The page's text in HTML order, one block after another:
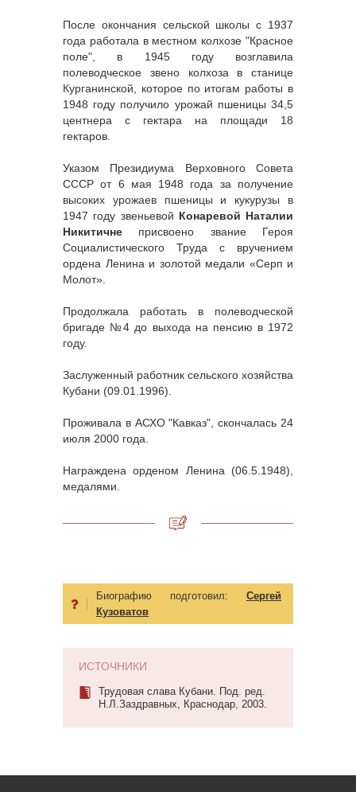
После окончания сельской школы с 1937
года работала в местном колхозе "Красное
поле", в 1945 году возглавила
полеводческое звено колхоза в станице
Курганинской, которое по итогам работы в
1948 году получило урожай пшеницы 34,5
центнера с гектара на площади 18
гектаров.
Указом Президиума Верховного Совета
СССР от 6 мая 1948 года за получение
высоких урожаев пшеницы и кукурузы в
1947 году звеньевой Конаревой Наталии
Никитичне присвоено звание Героя
Социалистического Труда с вручением
ордена Ленина и золотой медали «Серп и
Молот».
Продолжала работать в полеводческой
бригаде №4 до выхода на пенсию в 1972
году.
Заслуженный работник сельского хозяйства
Кубани (09.01.1996).
Проживала в АСХО "Кавказ", скончалась 24
июля 2000 года.
Награждена орденом Ленина (06.5.1948),
медалями.
Биографию подготовил: Сергей
Кузоватов
ИСТОЧНИКИ
Трудовая слава Кубани. Под. ред.
Н.Л.Заздравных, Краснодар, 2003.